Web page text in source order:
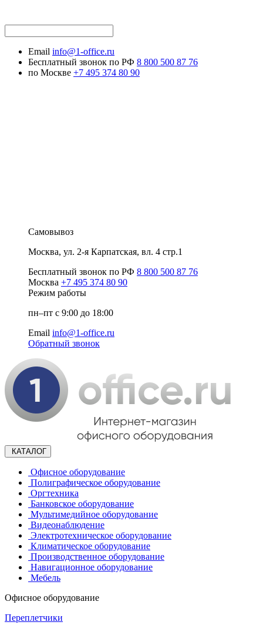
Email info@1-office.ru
Бесплатный звонок по РФ 8 800 500 87 76
по Москве +7 495 374 80 90
Самовывоз
Москва, ул. 2-я Карпатская, вл. 4 стр.1
Бесплатный звонок по РФ 8 800 500 87 76
Москва +7 495 374 80 90
Режим работы
пн–пт с 9:00 до 18:00
Email info@1-office.ru
Обратный звонок
КАТАЛОГ
Офисное оборудование
Полиграфическое оборудование
Оргтехника
Банковское оборудование
Мультимедийное оборудование
Видеонаблюдение
Электротехническое оборудование
Климатическое оборудование
Производственное оборудование
Навигационное оборудование
Мебель
Офисное оборудование
Переплетчики